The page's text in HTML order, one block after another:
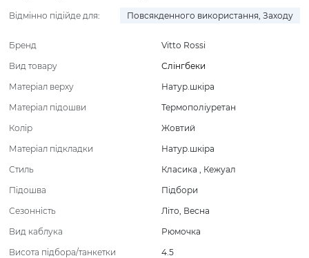
Відмінно підійде для: Повсякденного використання, Заходу
Бренд
Vitto Rossi
Вид товару
Слінгбеки
Матеріал верху
Натур.шкіра
Матеріал підошви
Термополіуретан
Колір
Жовтий
Матеріал підкладки
Натур.шкіра
Стиль
Класика , Кежуал
Підошва
Підбори
Сезонність
Літо, Весна
Вид каблука
Рюмочка
Висота підбора/танкетки
4.5